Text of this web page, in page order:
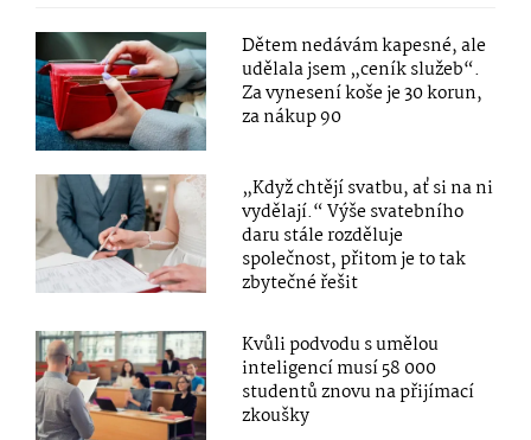
Dětem nedávám kapesné, ale
udělala jsem „ceník služeb“.
Za vynesení koše je 30 korun,
za nákup 90
„Když chtějí svatbu, ať si na ni
vydělají.“ Výše svatebního
daru stále rozděluje
společnost, přitom je to tak
zbytečné řešit
Kvůli podvodu s umělou
inteligencí musí 58 000
studentů znovu na přijímací
zkoušky